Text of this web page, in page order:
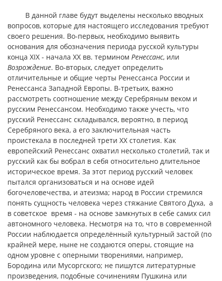
В данной главе будут выделены несколько вводных
вопросов, которые для настоящего исследования требуют
своего решения. Во-первых, необходимо выявить
основания для обозначения периода русской культуры
конца XIX - начала ХХ вв. термином Ренессанс, или
Возрождение. Во-вторых, следует определить
отличительные и общие черты Ренессанса России и
Ренессанса Западной Европы. В-третьих, важно
рассмотреть соотношение между Серебряным веком и
русским Ренессансом. Необходимо также учесть, что
русский Ренессанс складывался, вероятно, в период
Серебряного века, а его заключительная часть
проистекала в последней трети XX столетия. Как
европейский Ренессанс охватил несколько столетий, так и
русский как бы вобрал в себя относительно длительное
историческое время. За этот период русский человек
пытался организоваться и на основе идей
богочеловечества, и атеизма; народ в России стремился
понять сущность человека через стяжание Святого Духа, а
в советское время - на основе замкнутых в себе самих сил
автономного человека. Несмотря на то, что в современной
России наблюдается определённый культурный застой (по
крайней мере, ныне не создаются оперы, стоящие на
одном уровне с оперными творениями, например,
Бородина или Мусоргского; не пишутся литературные
произведения, подобные сочинениям Пушкина или